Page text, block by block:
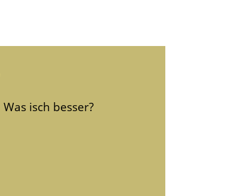
Was isch besser?